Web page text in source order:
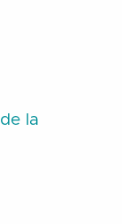
la